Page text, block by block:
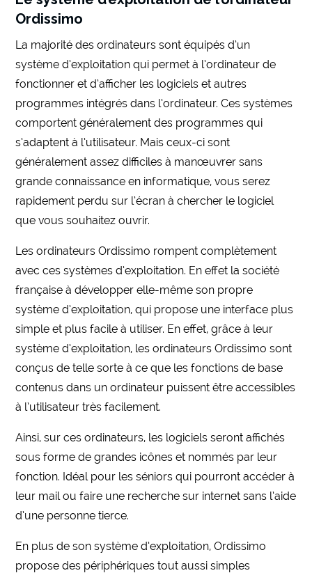
Ordissimo
La majorité des ordinateurs sont équipés d’un
système d’exploitation qui permet à l’ordinateur de
fonctionner et d’afficher les logiciels et autres
programmes intégrés dans l’ordinateur. Ces systèmes
comportent généralement des programmes qui
s’adaptent à l’utilisateur. Mais ceux-ci sont
généralement assez difficiles à manœuvrer sans
grande connaissance en informatique, vous serez
rapidement perdu sur l’écran à chercher le logiciel
que vous souhaitez ouvrir.
Les ordinateurs Ordissimo rompent complètement
avec ces systèmes d’exploitation. En effet la société
française à développer elle-même son propre
système d’exploitation, qui propose une interface plus
simple et plus facile à utiliser. En effet, grâce à leur
système d’exploitation, les ordinateurs Ordissimo sont
conçus de telle sorte à ce que les fonctions de base
contenus dans un ordinateur puissent être accessibles
à l’utilisateur très facilement.
Ainsi, sur ces ordinateurs, les logiciels seront affichés
sous forme de grandes icônes et nommés par leur
fonction. Idéal pour les séniors qui pourront accéder à
leur mail ou faire une recherche sur internet sans l’aide
d’une personne tierce.
En plus de son système d’exploitation, Ordissimo
propose des périphériques tout aussi simples